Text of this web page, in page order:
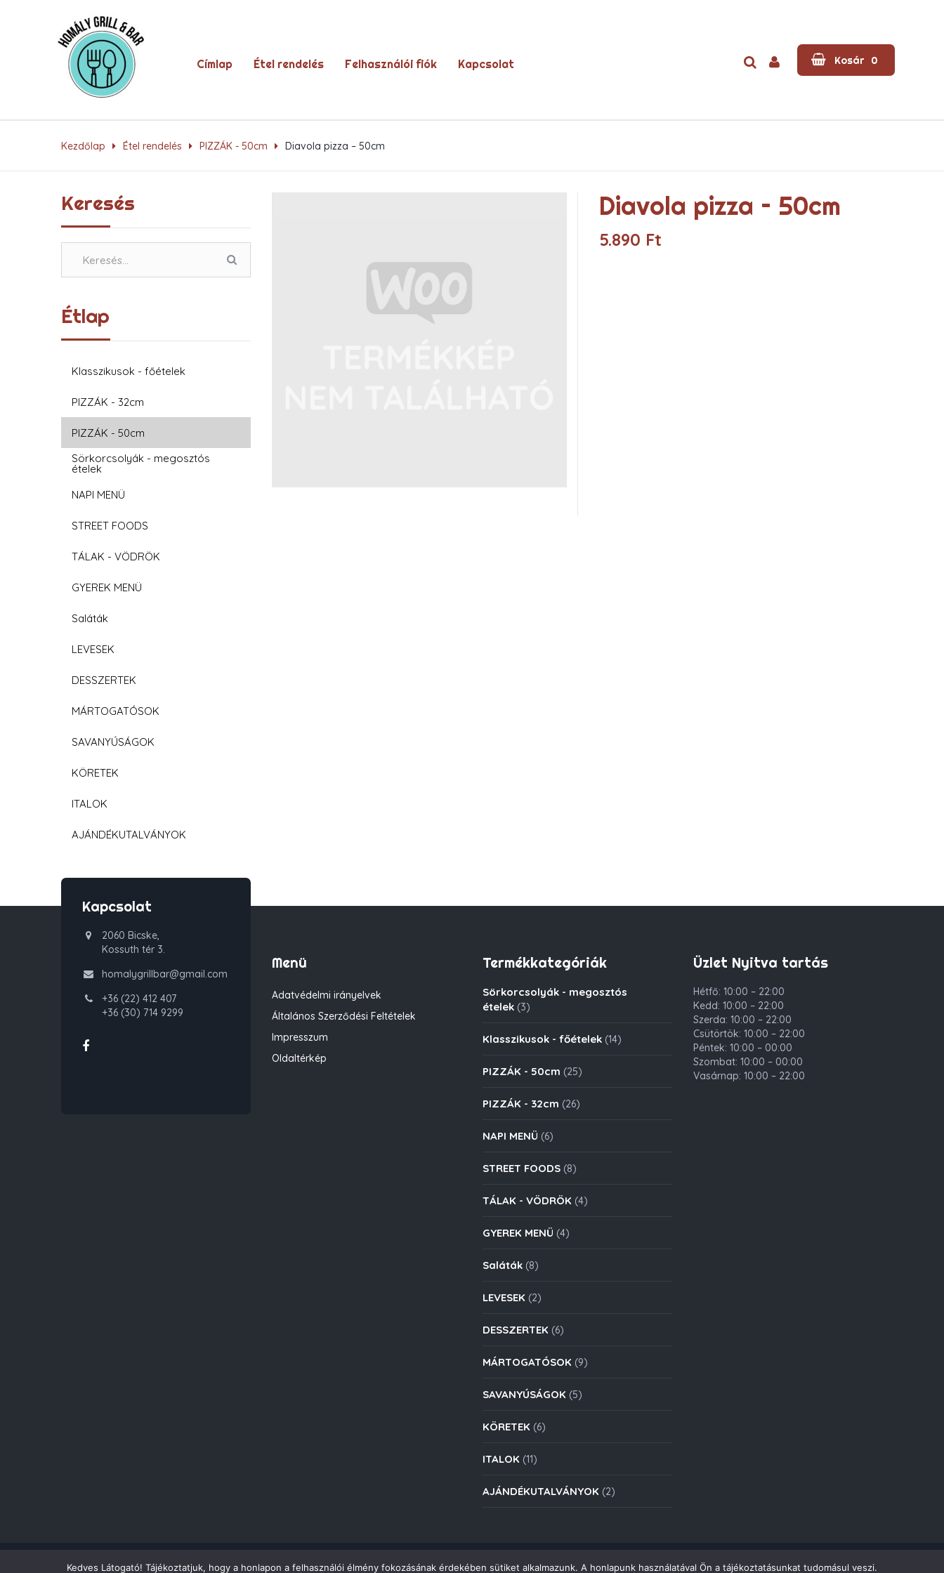
Címlap Étel rendelés Felhasználói fiók Kapcsolat Kosár 0
Kezdőlap Étel rendelés PIZZÁK - 50cm Diavola pizza – 50cm
Keresés
Étlap
Klasszikusok - főételek
PIZZÁK - 32cm
PIZZÁK - 50cm
Sörkorcsolyák - megosztós
ételek
NAPI MENÜ
STREET FOODS
TÁLAK - VÖDRÖK
GYEREK MENÜ
Saláták
LEVESEK
DESSZERTEK
MÁRTOGATÓSOK
SAVANYÚSÁGOK
KÖRETEK
ITALOK
AJÁNDÉKUTALVÁNYOK
Diavola pizza – 50cm
5.890 Ft
Kapcsolat
2060 Bicske,
Kossuth tér 3.
homalygrillbar@gmail.com
+36 (22) 412 407
+36 (30) 714 9299
Menü
Adatvédelmi irányelvek
Általános Szerződési Feltételek
Impresszum
Oldaltérkép
Termékkategóriák
Sörkorcsolyák - megosztós
ételek (3)
Klasszikusok - főételek (14)
PIZZÁK - 50cm (25)
PIZZÁK - 32cm (26)
NAPI MENÜ (6)
STREET FOODS (8)
TÁLAK - VÖDRÖK (4)
GYEREK MENÜ (4)
Saláták (8)
LEVESEK (2)
DESSZERTEK (6)
MÁRTOGATÓSOK (9)
SAVANYÚSÁGOK (5)
KÖRETEK (6)
ITALOK (11)
AJÁNDÉKUTALVÁNYOK (2)
Üzlet Nyitva tartás
Hétfő: 10:00 – 22:00
Kedd: 10:00 – 22:00
Szerda: 10:00 – 22:00
Csütörtök: 10:00 – 22:00
Péntek: 10:00 – 00:00
Szombat: 10:00 – 00:00
Vasárnap: 10:00 – 22:00
Kedves Látogató! Tájékoztatjuk, hogy a honlapon a felhasználói élmény fokozásának érdekében sütiket alkalmazunk. A honlapunk használatával Ön a tájékoztatásunkat tudomásul veszi.